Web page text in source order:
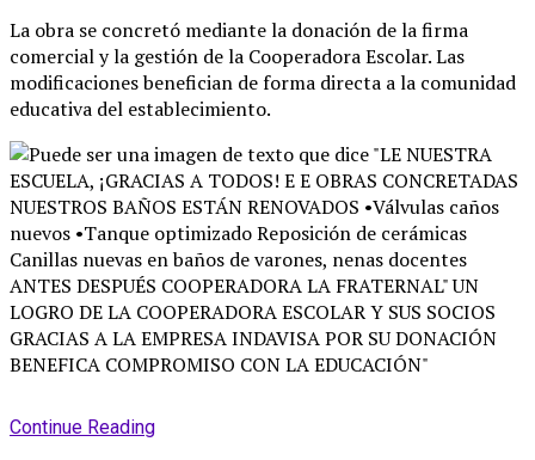
La obra se concretó mediante la donación de la firma
comercial y la gestión de la Cooperadora Escolar. Las
modificaciones benefician de forma directa a la comunidad
educativa del establecimiento.
Continue Reading